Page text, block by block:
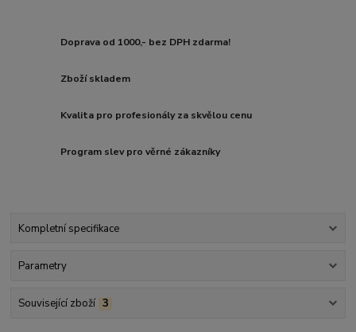
Doprava od 1000,- bez DPH zdarma!
Zboží skladem
Kvalita pro profesionály za skvělou cenu
Program slev pro věrné zákazníky
Kompletní specifikace
Parametry
Související zboží 3